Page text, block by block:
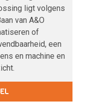
ligt volgens
van A&O
of
een
en machine en